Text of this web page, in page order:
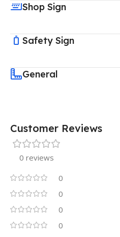
Shop Sign
Safety Sign
General
Customer Reviews
0 reviews
0
0
0
0